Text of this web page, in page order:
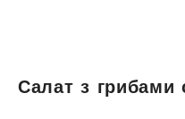
Салат з